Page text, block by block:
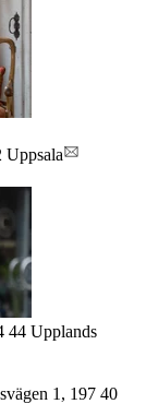
Uppsala
44 Upplands
1, 197 40